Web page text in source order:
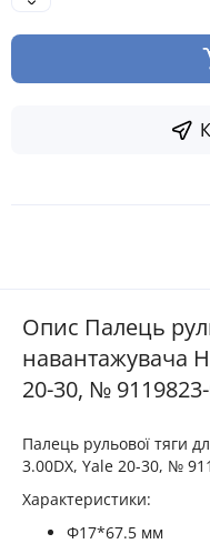
Опис Палець
навантажувача
20-30, №
Палець рульової тяги
3.00DX, Yale 20-30, №
Характеристики:
Ф17*67.5 мм